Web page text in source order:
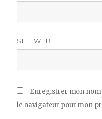
SITE WEB
Enregistrer mon
le navigateur pour mon